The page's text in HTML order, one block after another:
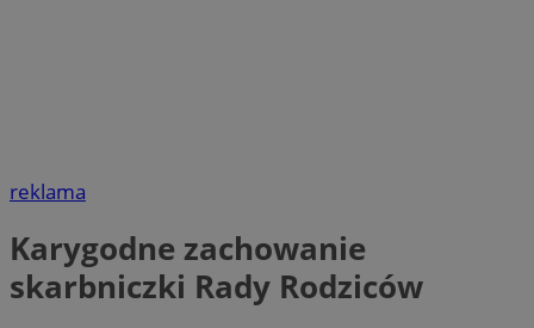
reklama
Karygodne zachowanie
skarbniczki Rady Rodziców